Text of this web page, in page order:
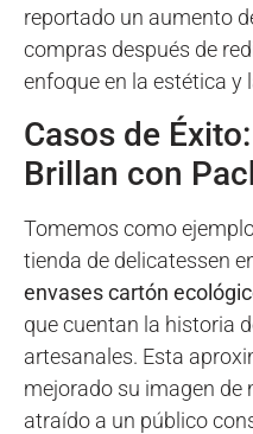
reportado un aumento
compras después de
enfoque en la estética y
Casos de
Brillan con
Tomemos como
tienda de delicatessen
envases cartón
que cuentan la historia
artesanales. Esta
mejorado su imagen de
atraído a un público